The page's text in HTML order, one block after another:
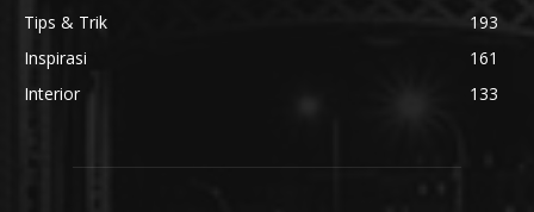
Tips & Trik
193
Inspirasi
161
Interior
133